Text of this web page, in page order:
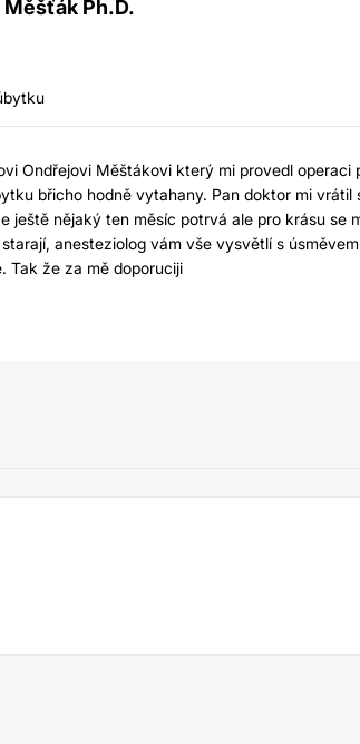
Měšťák Ph.D.
Ondřejovi Měštákovi který mi provedl operaci
břicho hodně vytahany. Pan doktor mi vrátil
ještě nějaký ten měsíc potrvá ale pro krásu se
anesteziolog vám vše vysvětlí s
Tak že za mě doporuciji